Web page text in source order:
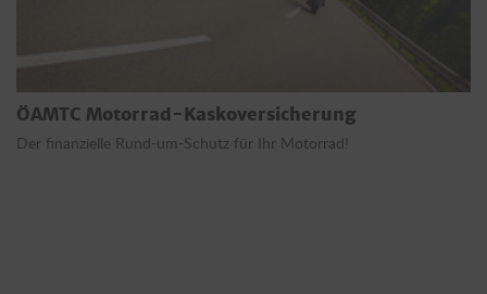
ÖAMTC Motorrad-Kaskoversicherung
Der finanzielle Rund-um-Schutz für Ihr Motorrad!